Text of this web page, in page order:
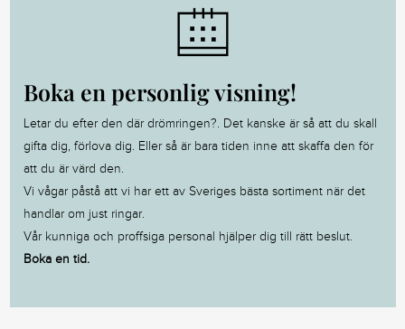
Boka en personlig visning!
Letar du efter den där drömringen?. Det kanske är så att du skall
gifta dig, förlova dig. Eller så är bara tiden inne att skaffa den för
att du är värd den.
Vi vågar påstå att vi har ett av Sveriges bästa sortiment när det
handlar om just ringar.
Vår kunniga och proffsiga personal hjälper dig till rätt beslut.
Boka en tid.